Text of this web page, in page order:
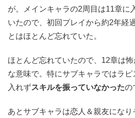
が。メインキャラの2周目は11章に
いたので、初回プレイから約2年経
とはほとんど忘れていた。
ほとんど忘れていたので、12章は
な意味で。特にサブキャラではラ
入れずスキルを振っていなかったの
あとサブキャラは恋人＆親友になり